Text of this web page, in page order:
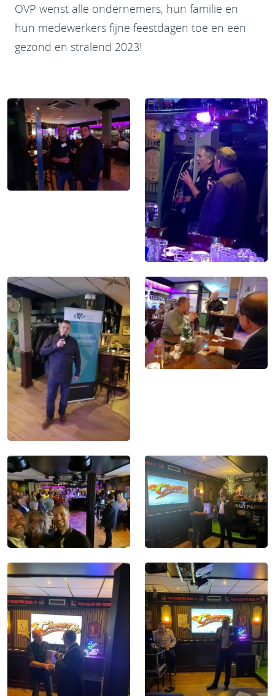
OVP wenst alle ondernemers, hun familie en
hun medewerkers fijne feestdagen toe en een
gezond en stralend 2023!